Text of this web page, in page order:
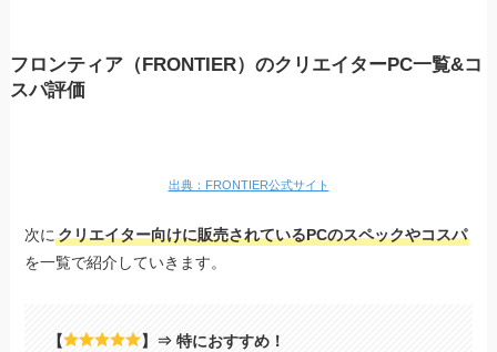
フロンティア（FRONTIER）のクリエイターPC一覧&コ
スパ評価
出典：FRONTIER公式サイト
次にクリエイター向けに販売されているPCのスペックやコスパ
を一覧で紹介していきます。
【
】⇒ 特におすすめ！